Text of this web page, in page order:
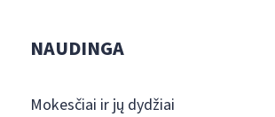
NAUDINGA
Mokesčiai ir jų dydžiai